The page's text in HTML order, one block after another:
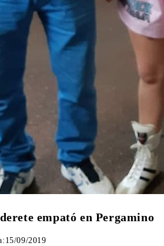
empató en Pergamino
15/09/2019